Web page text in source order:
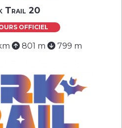
Trail 20
OFFICIEL
801 m 799 m